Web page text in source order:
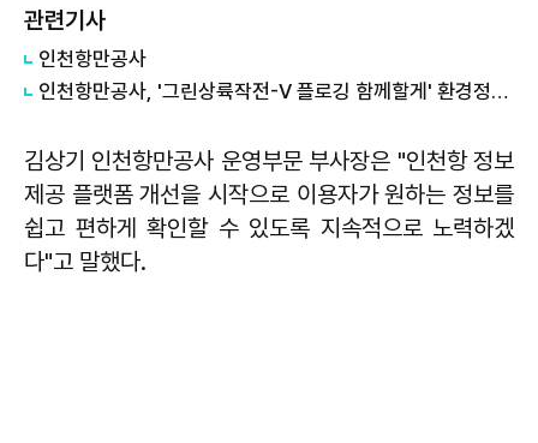
관련기사
인천항만공사
인천항만공사, '그린상륙작전-V 플로깅 함께할게' 환경정화 활동 시행
김상기 인천항만공사 운영부문 부사장은 "인천항 정보
제공 플랫폼 개선을 시작으로 이용자가 원하는 정보를
쉽고 편하게 확인할 수 있도록 지속적으로 노력하겠
다"고 말했다.